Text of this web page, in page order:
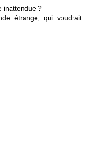
inattendue ?
étrange, qui voudrait